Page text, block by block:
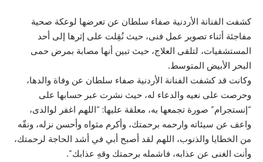
كشفت الفنانة الأردنية صفاء سلطان عن تعرضها لوعكة صحية
مفاجئة أثناء تصوير عمل فنى، حيث نُقِلت على إثرها إلى أحد
المستشفيات، لتلقى العلاج، حيث تبين أنها مصابة بمرض حمى
البحر الأبيض المتوسط.
وكانت قد كشفت الفنانة الأردنية صفاء سلطان عن وفاة والدها،
وحرصت على نعيه والدعاء له، حيث نشرت عبر حسابها على
“إنستجرام” صورة تجمعها به، معلقة عليها: “اللهم اغفر لوالدى،
واعف عن سيئاته وارحمه برحمتك، وأكرم مثواه وأحسن نزله، ونقّه
من الخطايا والذنوب، اللهم لقد أصبح أبي في أشد الحاجة لرحمتك،
وأنت الغنى عن عذابه، فاشمله برحمتك وقهِ عذابك”.